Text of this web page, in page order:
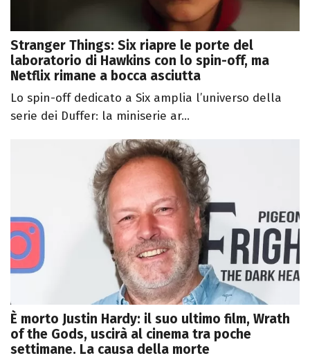
Stranger Things: Six riapre le porte del
laboratorio di Hawkins con lo spin-off, ma
Netflix rimane a bocca asciutta
Lo spin-off dedicato a Six amplia l’universo della
serie dei Duffer: la miniserie ar...
È morto Justin Hardy: il suo ultimo film, Wrath
of the Gods, uscirà al cinema tra poche
settimane. La causa della morte